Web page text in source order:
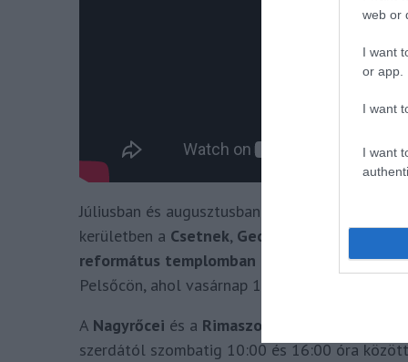
web or
I want
or app.
I want
I want
Júliusban és augusztusban a
kerületben a Csetnek, Gecelfalva
református templomban
hétfőtől szombatig
Pelsőcön, ahol vasárnap 13:00-16:00 óráig
A Nagyrőcei és a Rimaszombati
szerdától szombatig 10:00 és 16:00 óra